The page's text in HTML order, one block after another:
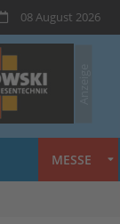
08 August 2026
MESSE